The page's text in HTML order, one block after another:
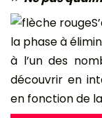
la phase à
à l’un des
découvrir en
en fonction de